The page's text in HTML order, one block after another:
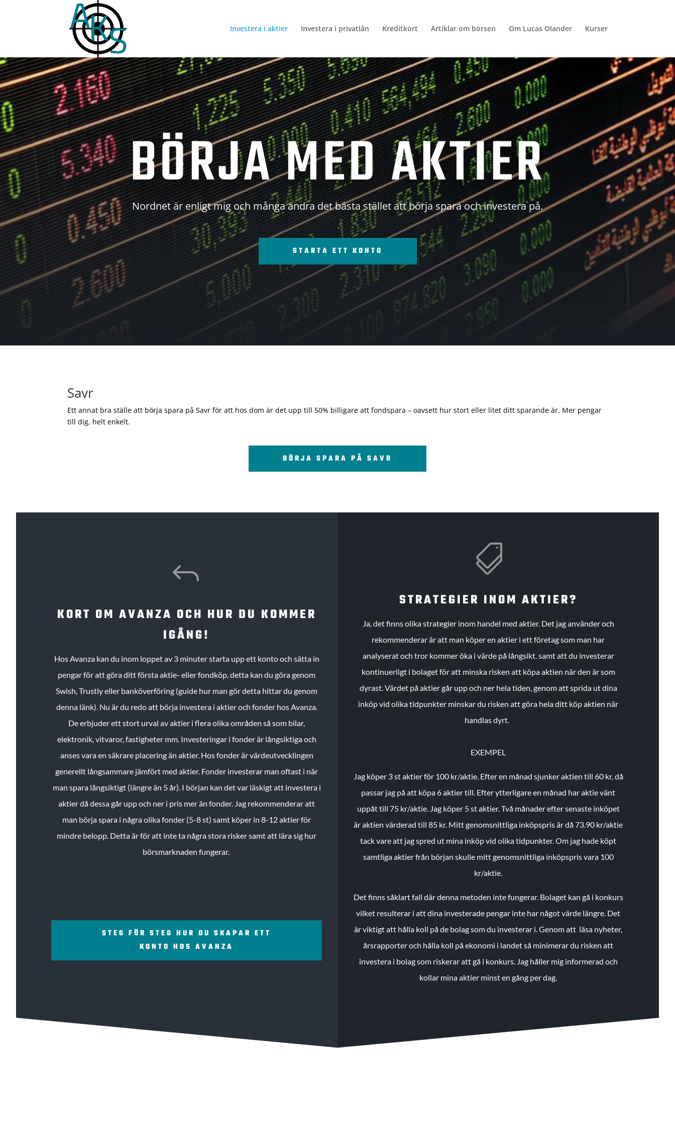
Investera i aktier Investera i privatlån Kreditkort Artiklar om börsen Om Lucas Olander Kurser
BÖRJA MED AKTIER
Nordnet är enligt mig och många andra det bästa stället att börja spara och investera på.
STARTA ETT KONTO
Savr
Ett annat bra ställe att börja spara på Savr för att hos dom är det upp till 50% billigare att fondspara – oavsett hur stort eller litet ditt sparande är. Mer pengar
till dig, helt enkelt.
BÖRJA SPARA PÅ SAVR
J
KORT OM AVANZA OCH HUR DU KOMMER
IGÅNG!
Hos Avanza kan du inom loppet av 3 minuter starta upp ett konto och sätta in
pengar för att göra ditt första aktie- eller fondköp, detta kan du göra genom
Swish, Trustly eller banköverföring (guide hur man gör detta hittar du genom
denna länk). Nu är du redo att börja investera i aktier och fonder hos Avanza.
De erbjuder ett stort urval av aktier i flera olika områden så som bilar,
elektronik, vitvaror, fastigheter mm. Investeringar i fonder är långsiktiga och
anses vara en säkrare placering än aktier. Hos fonder är värdeutvecklingen
generellt långsammare jämfört med aktier. Fonder investerar man oftast i när
man spara långsiktigt (längre än 5 år). I början kan det var läskigt att investera i
aktier då dessa går upp och ner i pris mer än fonder. Jag rekommenderar att
man börja spara i några olika fonder (5-8 st) samt köper in 8-12 aktier för
mindre belopp. Detta är för att inte ta några stora risker samt att lära sig hur
börsmarknaden fungerar.
STEG FÖR STEG HUR DU SKAPAR ETT
KONTO HOS AVANZA

STRATEGIER INOM AKTIER?
Ja, det finns olika strategier inom handel med aktier. Det jag använder och
rekommenderar är att man köper en aktier i ett företag som man har
analyserat och tror kommer öka i värde på långsikt. samt att du investerar
kontinuerligt i bolaget för att minska risken att köpa aktien när den är som
dyrast. Värdet på aktier går upp och ner hela tiden, genom att sprida ut dina
inköp vid olika tidpunkter minskar du risken att göra hela ditt köp aktien när
handlas dyrt.
EXEMPEL
Jag köper 3 st aktier för 100 kr/aktie. Efter en månad sjunker aktien till 60 kr, då
passar jag på att köpa 6 aktier till. Efter ytterligare en månad har aktie vänt
uppåt till 75 kr/aktie. Jag köper 5 st aktier.Två månader efter senaste inköpet
är aktien värderad till 85 kr. Mitt genomsnittliga inköpspris är då 73.90 kr/aktie
tack vare att jag spred ut mina inköp vid olika tidpunkter. Om jag hade köpt
samtliga aktier från början skulle mitt genomsnittliga inköpspris vara 100
kr/aktie.
Det finns såklart fall där denna metoden inte fungerar. Bolaget kan gå i konkurs
vilket resulterar i att dina investerade pengar inte har något värde längre. Det
är viktigt att hålla koll på de bolag som du investerar i. Genom att läsa nyheter,
årsrapporter och hålla koll på ekonomi i landet så minimerar du risken att
investera i bolag som riskerar att gå i konkurs. Jag håller mig informerad och
kollar mina aktier minst en gång per dag.